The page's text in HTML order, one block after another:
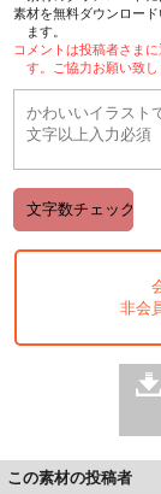
素材を無料ダウンロー
ます。
コメントは投稿者さま
す。ご協力お願い致し
非会
この素材の投稿者